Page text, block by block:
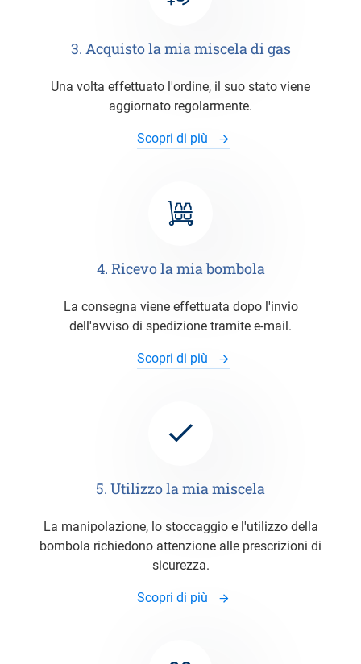
3. Acquisto la mia miscela di gas
Una volta effettuato l'ordine, il suo stato viene
aggiornato regolarmente.
Scopri di più
4. Ricevo la mia bombola
La consegna viene effettuata dopo l'invio
dell'avviso di spedizione tramite e-mail.
Scopri di più
5. Utilizzo la mia miscela
La manipolazione, lo stoccaggio e l'utilizzo della
bombola richiedono attenzione alle prescrizioni di
sicurezza.
Scopri di più